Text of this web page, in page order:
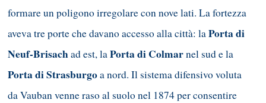
formare un poligono irregolare con nove lati. La fortezza
aveva tre porte che davano accesso alla città: laPorta di
Neuf-Brisachad est, laPorta di Colmarnel sud e la
Porta di Strasburgoa nord. Il sistema difensivo voluta
da Vauban venne raso al suolo nel 1874 per consentire